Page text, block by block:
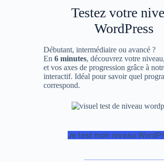
Testez votre
WordPress
Débutant, intermédiaire ou avancé ?
En6 minutes, découvrez votre
et vos axes de progression grâce à
interactif. Idéal pour savoir quel
correspond.
Je test mon niveau